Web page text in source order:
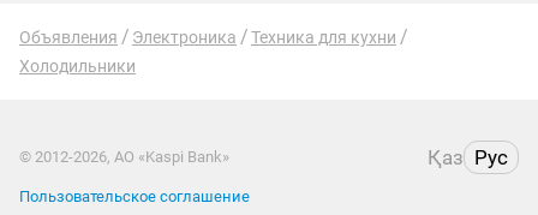
Объявления Электроника
Техника для кухни
Холодильники
© 2012-2026, АО «Kaspi Bank» Қаз Рус
Пользовательское соглашение